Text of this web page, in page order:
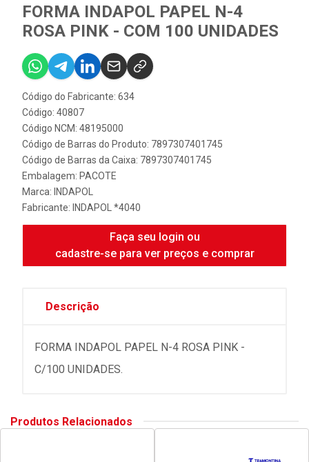
FORMA INDAPOL PAPEL N-4
ROSA PINK - COM 100 UNIDADES
Código do Fabricante: 634
Código: 40807
Código NCM: 48195000
Código de Barras do Produto: 7897307401745
Código de Barras da Caixa: 7897307401745
Embalagem: PACOTE
Marca: INDAPOL
Fabricante: INDAPOL *4040
Faça seu login ou
cadastre-se para ver preços e comprar
Descrição
FORMA INDAPOL PAPEL N-4 ROSA PINK -
C/100 UNIDADES.
Produtos Relacionados